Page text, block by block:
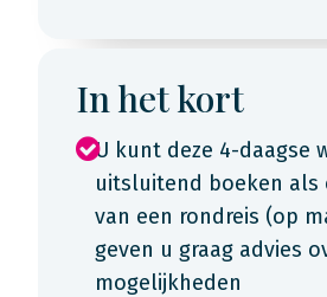
In het kort
U kunt deze 4-daagse
uitsluitend boeken als
van een rondreis (op
geven u graag advies
mogelijkheden